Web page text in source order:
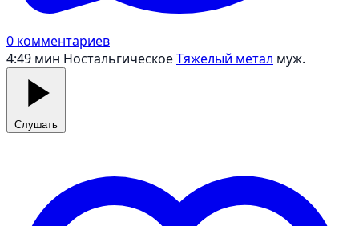
0 комментариев
4:49 мин НостальгическоеТяжелый метал муж.
Слушать